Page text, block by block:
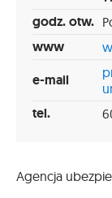
godz. otw.
www
e-mail
tel.
Agencja